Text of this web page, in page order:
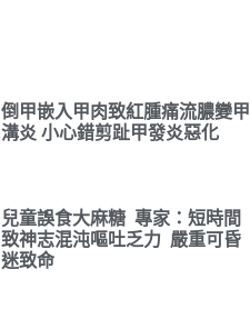
倒甲嵌入甲肉致紅腫痛流膿變甲
溝炎 小心錯剪趾甲發炎惡化
兒童誤食大麻糖 專家：短時間
致神志混沌嘔吐乏力 嚴重可昏
迷致命